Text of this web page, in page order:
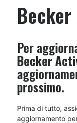
Becker
Per
Becker
prossimo.
Prima di tutto,
aggiornamento